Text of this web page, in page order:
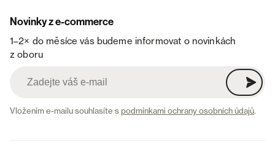
Novinky z e-commerce
1–2× do měsíce vás budeme informovat o novinkách
z oboru
Vložením e-mailu souhlasíte spodmínkami ochrany osobních údajů.